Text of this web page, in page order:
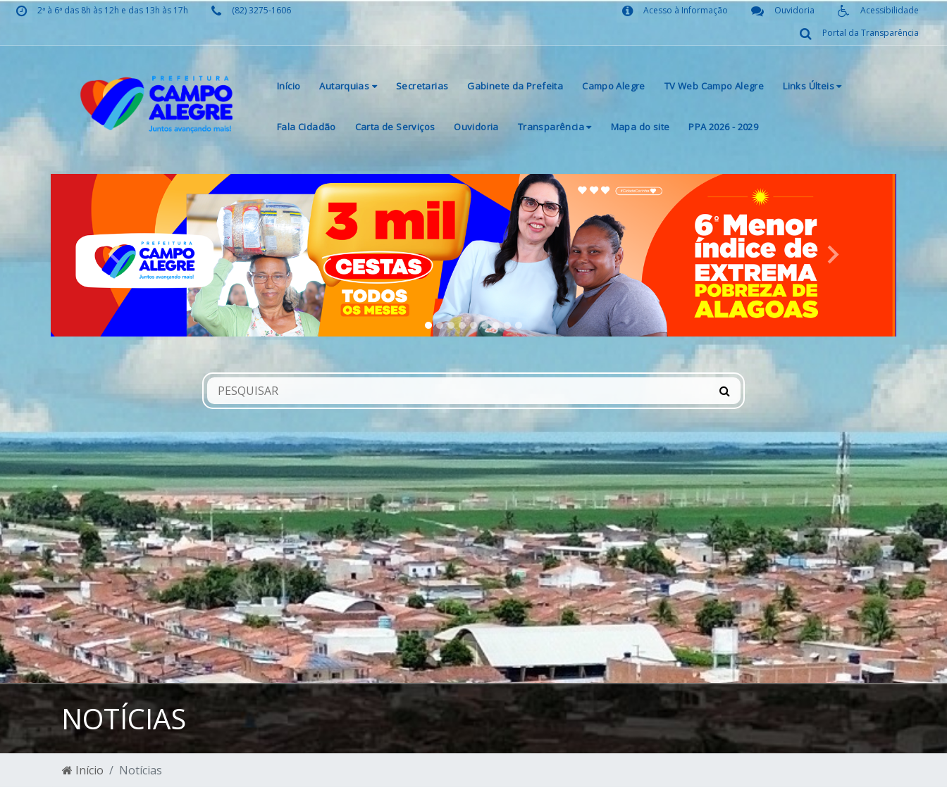
2ª à 6ª das 8h às 12h e das 13h às 17h (82) 3275-1606 Acessibilidade
Ouvidoria
Acesso à Informação
Portal da Transparência
Início Autarquias Secretarias Gabinete da Prefeita Campo Alegre TV Web Campo Alegre Links Últeis
Fala Cidadão Carta de Serviços Ouvidoria Transparência Mapa do site PPA 2026 - 2029
Previous Next
NOTÍCIAS
Início Notícias